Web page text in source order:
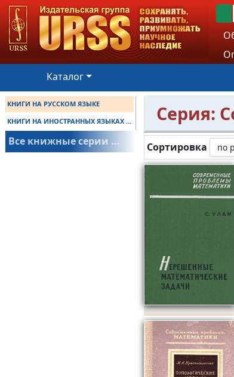
Каталог
КНИГИ НА РУССКОМ ЯЗЫКЕ
КНИГИ НА ИНОСТРАННЫХ ЯЗЫКАХ ...
Все книжные серии ...
Серия:
Сортировка